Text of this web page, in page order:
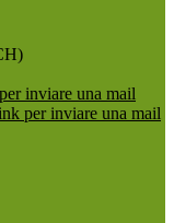
inviare una mail
per inviare una mail